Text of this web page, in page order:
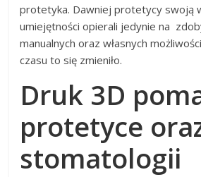
protetyka. Dawniej protetycy swoją
umiejętności opierali jedynie na
manualnych oraz własnych
czasu to się zmieniło.
Druk 3D
protetyce
stomatologii